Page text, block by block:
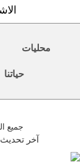
محليات
حياتنا
جميع
آخر تحديث